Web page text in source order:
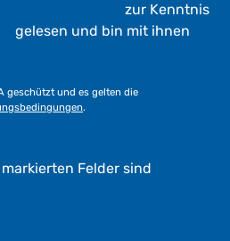
zur Kenntnis
gelesen und bin mit ihnen
geschützt und es gelten die
.
Felder sind